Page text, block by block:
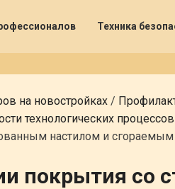
Техника
на новостройках /
технологических процессов
настилом и сгораемым
покрытия со